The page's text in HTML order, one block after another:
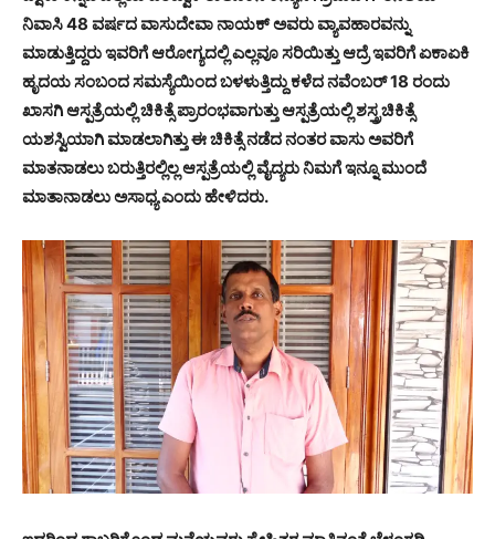
ನಿವಾಸಿ 48 ವರ್ಷದ ವಾಸುದೇವಾ ನಾಯಕ್ ಅವರು ವ್ಯಾವಹಾರವನ್ನು
ಮಾಡುತ್ತಿದ್ದರು ಇವರಿಗೆ ಆರೋಗ್ಯದಲ್ಲಿ ಎಲ್ಲವೂ ಸರಿಯಿತ್ತು ಆದ್ರೆ ಇವರಿಗೆ ಏಕಾಏಕಿ
ಹೃದಯ ಸಂಬಂದ ಸಮಸ್ಯೆಯಿಂದ ಬಳಳುತ್ತಿದ್ದು ಕಳೆದ ನವೆಂಬರ್ 18 ರಂದು
ಖಾಸಗಿ ಆಸ್ಪತ್ರೆಯಲ್ಲಿ ಚಿಕಿತ್ಸೆ ಪ್ರಾರಂಭವಾಗುತ್ತು ಆಸ್ಪತ್ರೆಯಲ್ಲಿ ಶಸ್ತ್ರಚಿಕಿತ್ಸೆ
ಯಶಸ್ವಿಯಾಗಿ ಮಾಡಲಾಗಿತ್ತು ಈ ಚಿಕಿತ್ಸೆ ನಡೆದ ನಂತರ ವಾಸು ಅವರಿಗೆ
ಮಾತನಾಡಲು ಬರುತ್ತಿರಲ್ಲಿಲ್ಲ ಆಸ್ಪತ್ರೆಯಲ್ಲಿ ವೈದ್ಯರು ನಿಮಗೆ ಇನ್ನೂ ಮುಂದೆ
ಮಾತಾನಾಡಲು ಅಸಾಧ್ಯ ಎಂದು ಹೇಳಿದರು.